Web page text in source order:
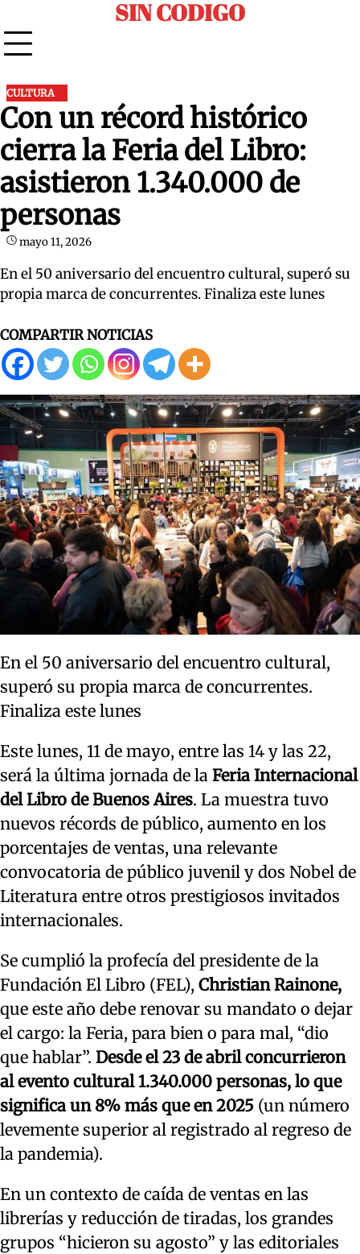
to
content
SIN CODIGO
CULTURA
Con un récord histórico
cierra la Feria del Libro:
asistieron 1.340.000 de
personas
mayo 11, 2026
En el 50 aniversario del encuentro cultural, superó su
propia marca de concurrentes. Finaliza este lunes
COMPARTIR NOTICIAS
En el 50 aniversario del encuentro cultural,
superó su propia marca de concurrentes.
Finaliza este lunes
Este lunes, 11 de mayo, entre las 14 y las 22,
será la última jornada de la Feria Internacional
del Libro de Buenos Aires. La muestra tuvo
nuevos récords de público, aumento en los
porcentajes de ventas, una relevante
convocatoria de público juvenil y dos Nobel de
Literatura entre otros prestigiosos invitados
internacionales.
Se cumplió la profecía del presidente de la
Fundación El Libro (FEL), Christian Rainone,
que este año debe renovar su mandato o dejar
el cargo: la Feria, para bien o para mal, “dio
que hablar”. Desde el 23 de abril concurrieron
al evento cultural 1.340.000 personas, lo que
significa un 8% más que en 2025 (un número
levemente superior al registrado al regreso de
la pandemia).
En un contexto de caída de ventas en las
librerías y reducción de tiradas, los grandes
grupos “hicieron su agosto” y las editoriales